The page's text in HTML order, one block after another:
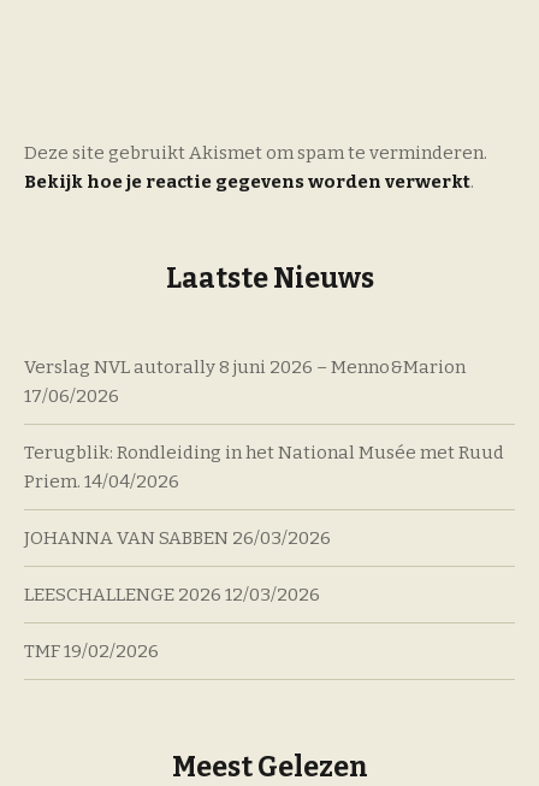
Deze site gebruikt Akismet om spam te verminderen.
Bekijk hoe je reactie gegevens worden verwerkt.
Laatste Nieuws
Verslag NVL autorally 8 juni 2026 – Menno&Marion
17/06/2026
Terugblik: Rondleiding in het National Musée met Ruud
Priem. 14/04/2026
JOHANNA VAN SABBEN 26/03/2026
LEESCHALLENGE 2026 12/03/2026
TMF19/02/2026
Meest Gelezen